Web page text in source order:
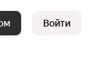
Войти